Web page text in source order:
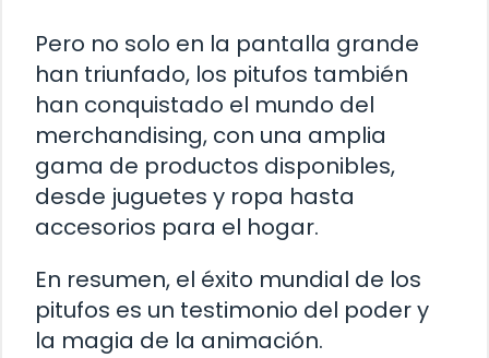
Pero no solo en la pantalla grande
han triunfado, los pitufos también
han conquistado el mundo del
merchandising, con una amplia
gama de productos disponibles,
desde juguetes y ropa hasta
accesorios para el hogar.
En resumen, el éxito mundial de los
pitufos es un testimonio del poder y
la magia de la animación.